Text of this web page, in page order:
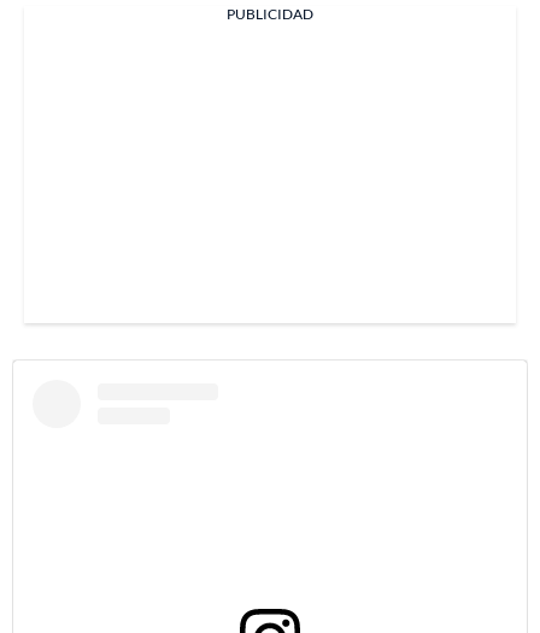
PUBLICIDAD